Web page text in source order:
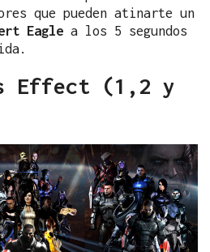
que pueden atinarte un
Eagle a los 5 segundos
Effect (1,2 y